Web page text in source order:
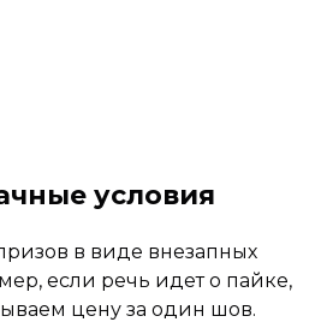
условия
в виде внезапных
если речь идет о пайке,
цену за один шов.